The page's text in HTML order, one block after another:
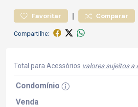
Favoritar | Comparar
Compartilhe:
Total para Acessórios valores sujeitos a
Condomínio
Venda